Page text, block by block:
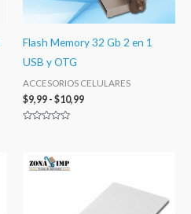
Flash Memory 32 Gb 2 en 1
USB y OTG
ACCESORIOS CELULARES
$9,99 - $10,99
precios:
desde
$6,99